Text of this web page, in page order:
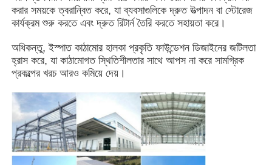
ভিডিও
আমাদের সম্পর্কে
কারখানা ভ্রমণ
মান নিয়ন্ত্রণ
করার সময়কে ত্বরান্বিত করে, যা ব্যবসাগুলিকে দ্রুত উত্পাদন বা স্টোরেজ
কার্যক্রম শুরু করতে এবং দ্রুত রিটার্ন তৈরি করতে সহায়তা করে।
অধিকন্তু, ইস্পাত কাঠামোর হালকা প্রকৃতি ফাউন্ডেশন ডিজাইনের জটিলতা
হ্রাস করে, যা কাঠামোগত স্থিতিশীলতার সাথে আপস না করে সামগ্রিক
প্রকল্পের খরচ আরও কমিয়ে দেয়।